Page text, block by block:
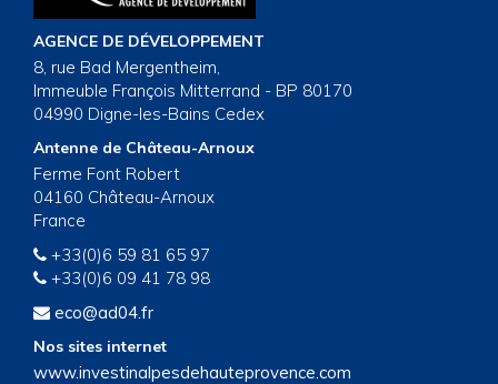
AGENCE DE DÉVELOPPEMENT
8, rue Bad Mergentheim,
Immeuble François Mitterrand - BP 80170
04990 Digne-les-Bains Cedex
Antenne de Château-Arnoux
Ferme Font Robert
04160 Château-Arnoux
France
+33(0)6 59 81 65 97
+33(0)6 09 41 78 98
eco@ad04.fr
Nos sites internet
www.investinalpesdehauteprovence.com